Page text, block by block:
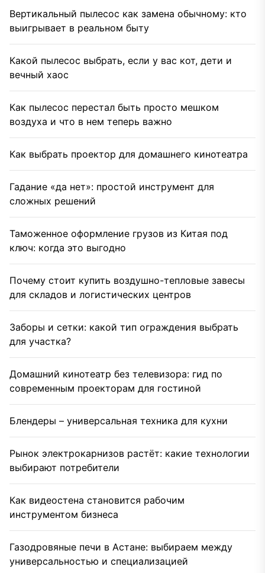
Вертикальный пылесос как замена обычному: кто
выигрывает в реальном быту
Какой пылесос выбрать, если у вас кот, дети и
вечный хаос
Как пылесос перестал быть просто мешком
воздуха и что в нем теперь важно
Как выбрать проектор для домашнего кинотеатра
Гадание «да нет»: простой инструмент для
сложных решений
Таможенное оформление грузов из Китая под
ключ: когда это выгодно
Почему стоит купить воздушно-тепловые завесы
для складов и логистических центров
Заборы и сетки: какой тип ограждения выбрать
для участка?
Домашний кинотеатр без телевизора: гид по
современным проекторам для гостиной
Блендеры – универсальная техника для кухни
Рынок электрокарнизов растёт: какие технологии
выбирают потребители
Как видеостена становится рабочим
инструментом бизнеса
Газодровяные печи в Астане: выбираем между
универсальностью и специализацией